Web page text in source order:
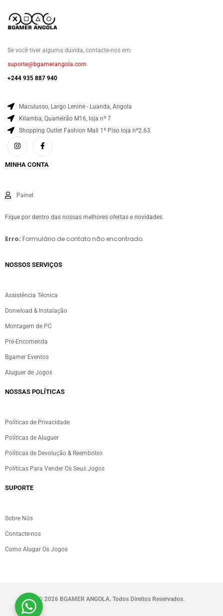
Se você tiver alguma dúvida, contacte-nos em:
suporte@bgamerangola.com
+244 935 887 940
Maculusso, Largo Lenine - Luanda, Angola
Kilamba, Quarteirão M16, loja nº 7
Shopping Outlet Fashion Mall 1º Piso loja nº2.63
MINHA CONTA
Painel
Fique por dentro das nossas melhores ofertas e novidades.
Erro: Formulário de contato não encontrado.
NOSSOS SERVIÇOS​
Assistência Técnica
Donwload & Instalação
Montagem de PC
Pré-Encomenda
Bgamer Eventos
Aluguer de Jogos
NOSSAS POLÍTICAS
Políticas de Privacidade
Políticas de Aluguer
Políticas de Devolução & Reembolso
Políticas Para Vender Os Seus Jogos
SUPORTE
Sobre Nós
Contacte-nos
Como Alugar Os Jogos
© 2026 BGAMER ANGOLA. Todos Direitos Reservados.